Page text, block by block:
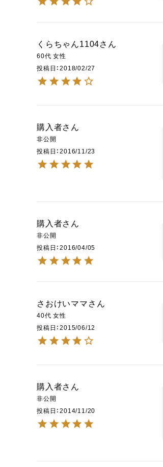
くらちゃん1104
60代 女性
投稿日
2018/02/27
購入者
非公開
投稿日
2016/11/23
購入者
非公開
投稿日
2016/04/05
さおけいママ
40代 女性
投稿日
2015/06/12
購入者
非公開
投稿日
2014/11/20